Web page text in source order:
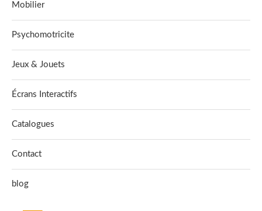
Mobilier
Psychomotricite
Jeux & Jouets
Écrans Interactifs
Catalogues
Contact
blog